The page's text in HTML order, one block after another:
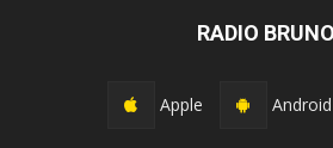
RADIO
Apple Android